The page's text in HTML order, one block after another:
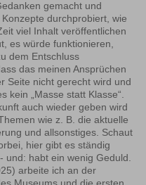
gemacht und
durchprobiert, wie
viel Inhalt veröffentlichen
es würde funktionieren,
dem Entschluss
das meinen Ansprüchen
Seite nicht gerecht wird und
kein „Masse statt Klasse“.
auch wieder geben wird
wie z. B. die aktuelle
und allsonstiges. Schaut
hier gibt es ständig
und: habt ein wenig Geduld.
arbeite ich an der